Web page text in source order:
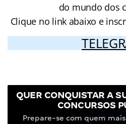
do mundo dos
Clique no link abaixo e
QUER CONQUISTAR A
CONCURSOS
Prepare-se com quem